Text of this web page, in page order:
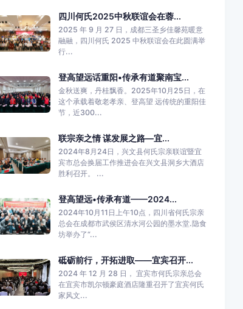
四川何氏2025中秋联谊会在蓉...
2025 年 9 月 27 日，成都三圣乡佳馨苑暖意
融融，四川何氏 2025 中秋联谊会在此圆满举
行...
登高望远话重阳•传承有道聚南宝...
金秋送爽，丹桂飘香。2025年10月25日，在
这个承载着敬老孝亲、登高望 远传统的重阳佳
节，近300...
联宗亲之情 谋发展之路—宜...
2024年8月24日，兴文县何氏宗亲联谊暨宜
宾市总会换届工作推进会在兴文县洞乡大酒店
胜利召开。 ...
登高望远•传承有道——2024...
2024年10月11日上午10点，四川省何氏宗亲
总会在成都市武侯区清水河公园的墨水堂.隐食
坊举办了“...
砥砺前行，开拓进取——宜宾召开...
2024 年 12 月 28 日， 宜宾市何氏宗亲总会
在宜宾市凯尔顿豪庭酒店隆重召开了宜宾何氏
家风文...